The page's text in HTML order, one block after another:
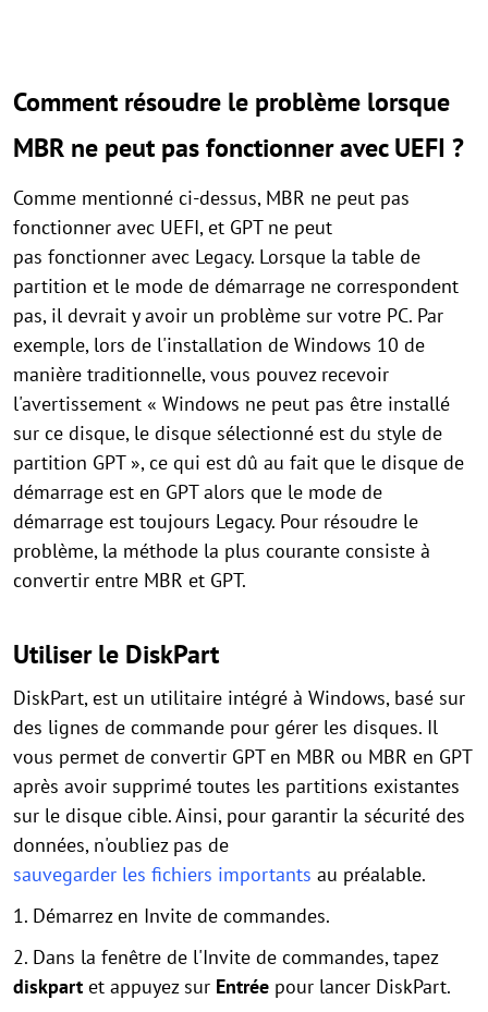
Comment résoudre le problème lorsque
MBR ne peut pas fonctionner avec UEFI ?
Comme mentionné ci-dessus, MBR ne peut pas
fonctionner avec UEFI, et GPT ne peut
pas fonctionner avec Legacy. Lorsque la table de
partition et le mode de démarrage ne correspondent
pas, il devrait y avoir un problème sur votre PC. Par
exemple, lors de l'installation de Windows 10 de
manière traditionnelle, vous pouvez recevoir
l'avertissement « Windows ne peut pas être installé
sur ce disque, le disque sélectionné est du style de
partition GPT », ce qui est dû au fait que le disque de
démarrage est en GPT alors que le mode de
démarrage est toujours Legacy. Pour résoudre le
problème, la méthode la plus courante consiste à
convertir entre MBR et GPT.
Utiliser le DiskPart
DiskPart, est un utilitaire intégré à Windows, basé sur
des lignes de commande pour gérer les disques. Il
vous permet de convertir GPT en MBR ou MBR en GPT
après avoir supprimé toutes les partitions existantes
sur le disque cible. Ainsi, pour garantir la sécurité des
données, n'oubliez pas de
sauvegarder les fichiers importants au préalable.
1. Démarrez en Invite de commandes.
2. Dans la fenêtre de l'Invite de commandes, tapez
diskpart et appuyez sur Entrée pour lancer DiskPart.